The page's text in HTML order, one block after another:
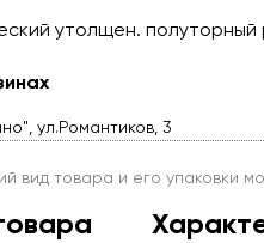
утолщен. полуторный
ул.Романтиков, 3
вид товара и его упаковки